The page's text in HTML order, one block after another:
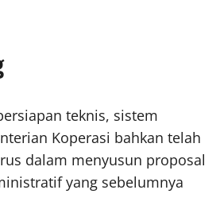
teknis, sistem
Koperasi bahkan telah
dalam menyusun proposal
yang sebelumnya